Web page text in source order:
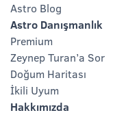
Astro Blog
Astro Danışmanlık
Premium
Zeynep Turan’a Sor
Doğum Haritası
İkili Uyum
Hakkımızda